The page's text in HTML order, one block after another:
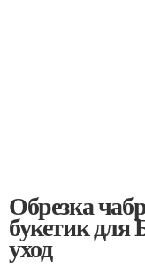
Обрезка
букетик для
уход